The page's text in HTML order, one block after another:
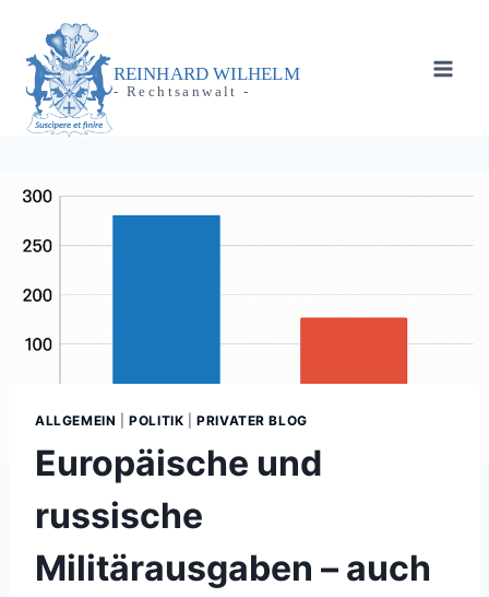
Inhalt
springen
REINHARD WILHELM
- Rechtsanwalt -
ALLGEMEIN |POLITIK |PRIVATER BLOG
Europäische und
russische
Militärausgaben – auch